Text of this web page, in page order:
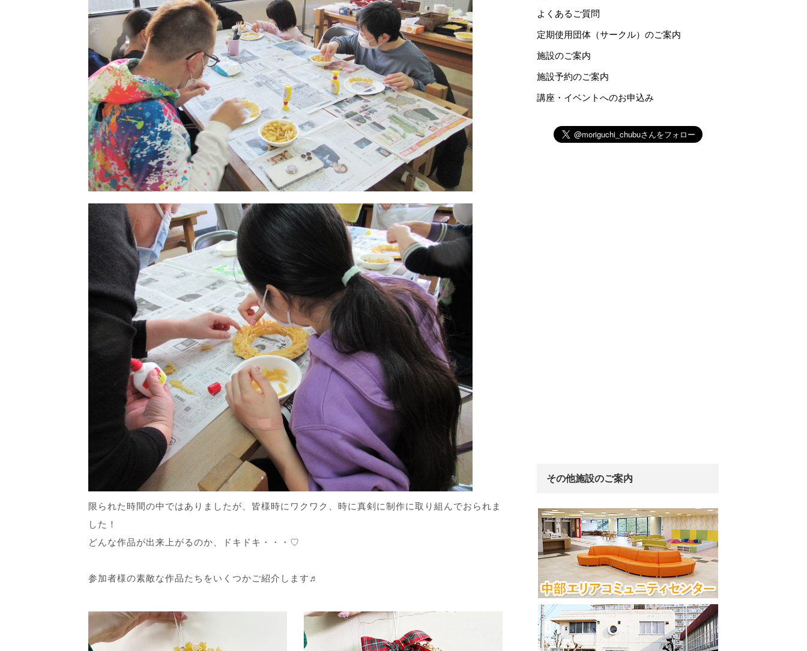
限られた時間の中ではありましたが、皆様時にワクワク、時に真剣に制作に取り組んでおられま
した！
どんな作品が出来上がるのか、ドキドキ・・・♡
参加者様の素敵な作品たちをいくつかご紹介します♬
よくあるご質問
定期使用団体（サークル）のご案内
施設のご案内
施設予約のご案内
講座・イベントへのお申込み
その他施設のご案内